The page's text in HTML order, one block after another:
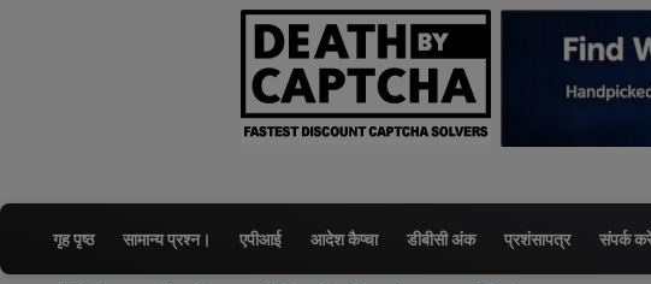
गृह पृष्ठ सामान्य प्रश्न। एपीआई आदेश कैप्चा डीबीसी अंक प्रशंसापत्र संपर्क